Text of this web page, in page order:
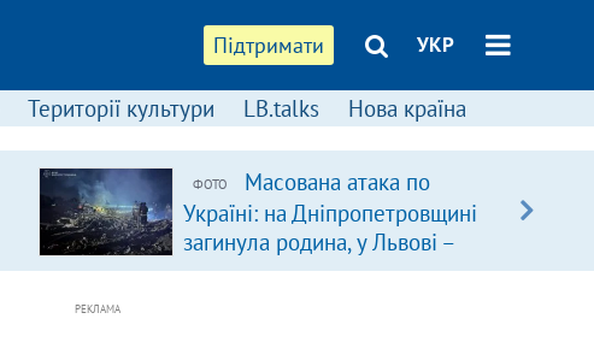
Підтримати УКР
Території культури LB.talks Нова країна
ФОТО
Масована атака по
Україні: на Дніпропетровщині
загинула родина, у Львові –
удар по багатоповерхівках
РЕКЛАМА